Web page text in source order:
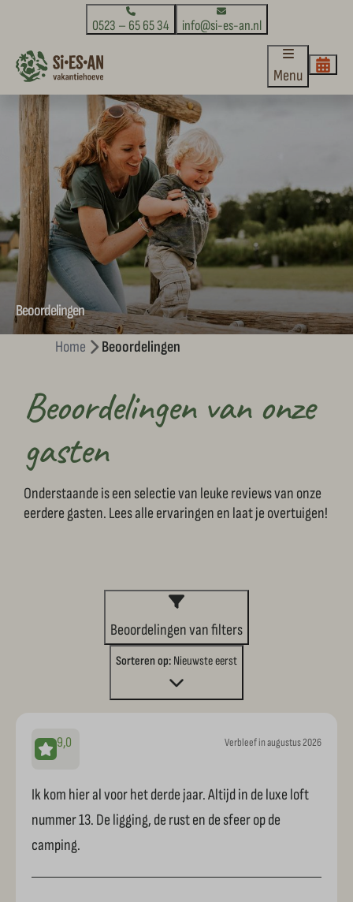
0523 – 65 65 34 info@si-es-an.nl
Menu
Beoordelingen
Home
Beoordelingen
Beoordelingen van onze
gasten
Onderstaande is een selectie van leuke reviews van onze
eerdere gasten. Lees alle ervaringen en laat je overtuigen!
Beoordelingen van filters
Sorteren op: Nieuwste eerst
9,0 Verbleef in augustus 2026
Ik kom hier al voor het derde jaar. Altijd in de luxe loft
nummer 13. De ligging, de rust en de sfeer op de
camping.